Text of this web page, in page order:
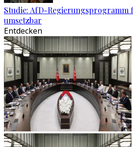
Studie: AfD-Regierungsprogramm
umsetzbar
Entdecken